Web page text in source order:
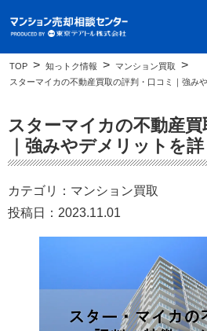
TOP 知っトク情報
マンション買取
スターマイカの不動産買取の評判・口コミ｜強み
スターマイカの不動産買
｜強みやデメリットを
カテゴリ：マンション買取
投稿日：2023.11.01